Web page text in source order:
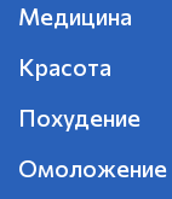
Медицина
Красота
Похудение
Омоложение